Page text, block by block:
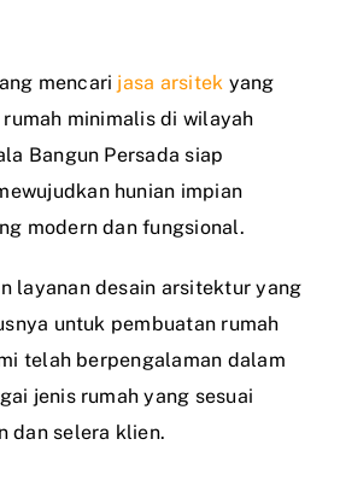
mencari jasa arsitek yang
minimalis di wilayah
Bangun Persada siap
hunian impian
modern dan fungsional.
layanan desain arsitektur yang
untuk pembuatan rumah
telah berpengalaman dalam
jenis rumah yang sesuai
dan selera klien.